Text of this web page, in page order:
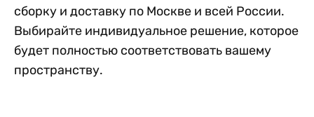
сборку и доставку по Москве и всей России.
Выбирайте индивидуальное решение, которое
будет полностью соответствовать вашему
пространству.